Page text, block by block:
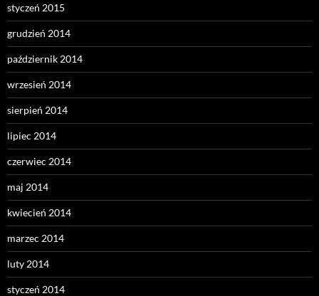
styczeń 2015
grudzień 2014
październik 2014
wrzesień 2014
sierpień 2014
lipiec 2014
czerwiec 2014
maj 2014
kwiecień 2014
marzec 2014
luty 2014
styczeń 2014